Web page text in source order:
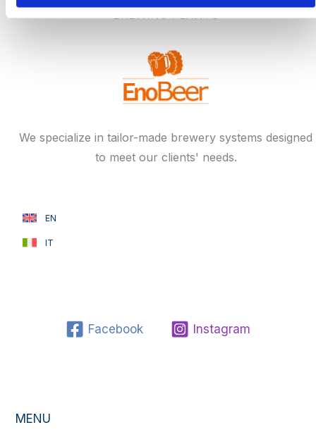
We specialize in tailor-made brewery systems designed
to meet our clients' needs.
EN
IT
Facebook Instagram
MENU